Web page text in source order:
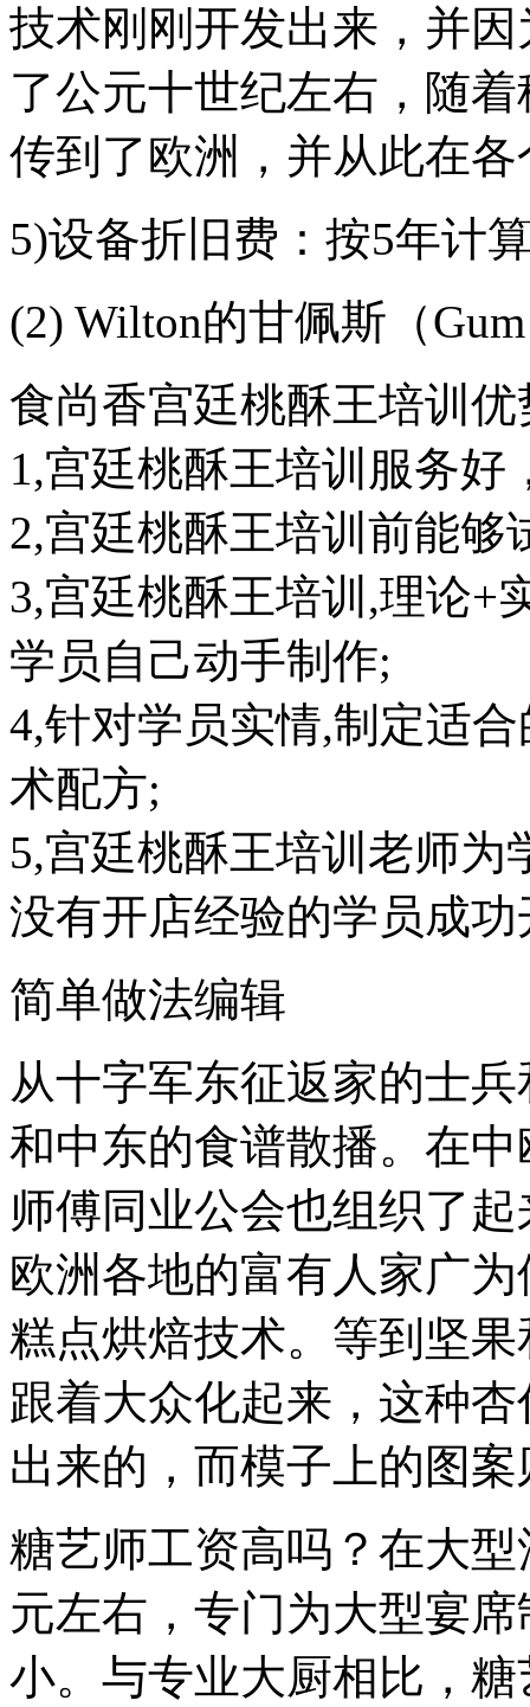
技术刚刚开发出来，并
了公元十世纪左右，随
传到了欧洲，并从此在
5)设备折旧费：按5年计
(2) Wilton的甘佩斯（Gum
食尚香宫廷桃酥王培训优
1,宫廷桃酥王培训服务
2,宫廷桃酥王培训前能够
3,宫廷桃酥王培训,理论+
学员自己动手制作;
4,针对学员实情,制定适
术配方;
5,宫廷桃酥王培训老师
没有开店经验的学员成功
简单做法编辑
从十字军东征返家的士
和中东的食谱散播。在
师傅同业公会也组织了
欧洲各地的富有人家广
糕点烘焙技术。等到坚
跟着大众化起来，这种
出来的，而模子上的图
糖艺师工资高吗？在大
元左右，专门为大型宴
小。与专业大厨相比，